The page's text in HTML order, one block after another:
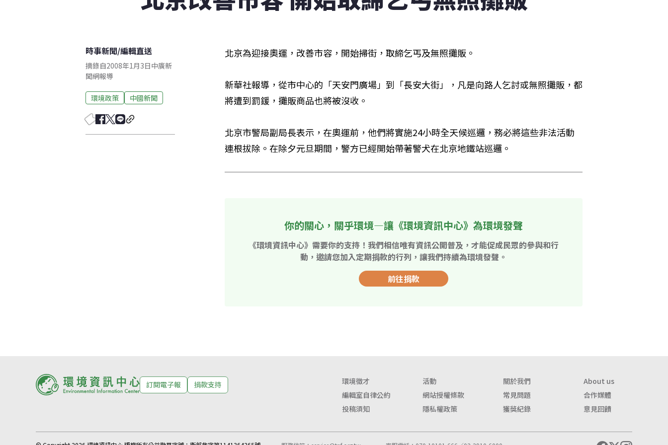
時事新聞/編輯直送
摘錄自2008年1月3日中廣新
聞網報導
環境政策 中國新聞
北京為迎接奧運，改善市容，開始掃街，取締乞丐及無照攤販。
新華社報導，從市中心的「天安門廣場」到「長安大街」，凡是向路人乞討或無照攤販，都
將遭到罰鍰，攤販商品也將被沒收。
北京市警局副局長表示，在奧運前，他們將實施24小時全天候巡邏，務必將這些非法活動
連根拔除。在除夕元旦期間，警方已經開始帶著警犬在北京地鐵站巡邏。
你的關心，關乎環境—讓《環境資訊中心》為環境發聲
《環境資訊中心》需要你的支持！我們相信唯有資訊公開普及，才能促成民眾的參與和行
動，邀請您加入定期捐款的行列，讓我們持續為環境發聲。
前往捐款
訂閱電子報 捐款支持 環境徵才 活動 關於我們
About us
編輯室自律公約
網站授權條款 常見問題
合作媒體
投稿須知
隱私權政策 獲獎紀錄 意見回饋